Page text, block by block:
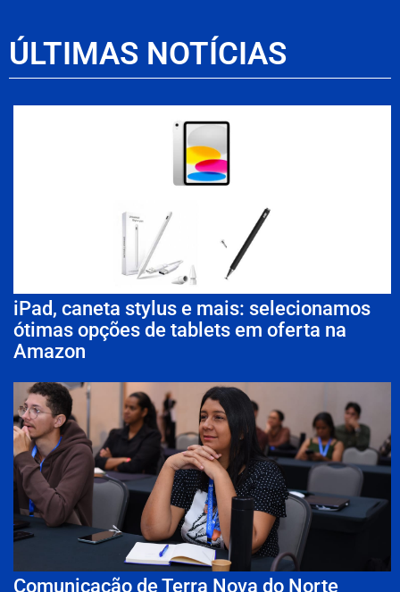
ÚLTIMAS NOTÍCIAS
iPad, caneta stylus e mais: selecionamos
ótimas opções de tablets em oferta na
Amazon
Comunicação de Terra Nova do Norte